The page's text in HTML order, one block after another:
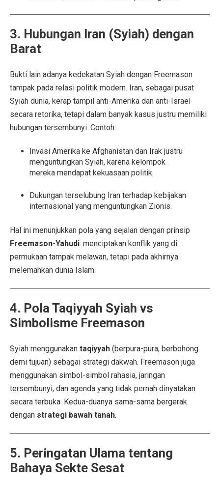
3. Hubungan Iran (Syiah) dengan
Barat
Bukti lain adanya kedekatan Syiah dengan Freemason
tampak pada relasi politik modern. Iran, sebagai pusat
Syiah dunia, kerap tampil anti-Amerika dan anti-Israel
secara retorika, tetapi dalam banyak kasus justru memiliki
hubungan tersembunyi. Contoh:
Invasi Amerika ke Afghanistan dan Irak justru
menguntungkan Syiah, karena kelompok
mereka mendapat kekuasaan politik.
Dukungan terselubung Iran terhadap kebijakan
internasional yang menguntungkan Zionis.
Hal ini menunjukkan pola yang sejalan dengan prinsip
Freemason-Yahudi: menciptakan konflik yang di
permukaan tampak melawan, tetapi pada akhirnya
melemahkan dunia Islam.
4. Pola Taqiyyah Syiah vs
Simbolisme Freemason
Syiah menggunakan taqiyyah (berpura-pura, berbohong
demi tujuan) sebagai strategi dakwah. Freemason juga
menggunakan simbol-simbol rahasia, jaringan
tersembunyi, dan agenda yang tidak pernah dinyatakan
secara terbuka. Kedua-duanya sama-sama bergerak
dengan strategi bawah tanah.
5. Peringatan Ulama tentang
Bahaya Sekte Sesat